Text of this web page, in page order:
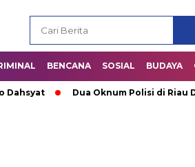
BENCANA SOSIAL BUDAYA
Dua Oknum Polisi di Riau